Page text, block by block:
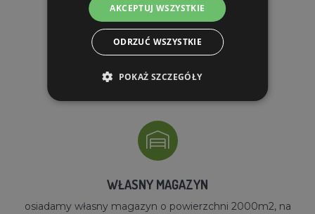
dla zamówień od 690 zł z VAT
WŁASNY MAGAZYN
osiadamy własny magazyn o powierzchni 2000m2, na
AKCEPTUJ WSZYSTKIE
ODRZUĆ WSZYSTKIE
POKAŻ SZCZEGÓŁY